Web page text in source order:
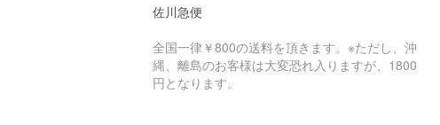
佐川急便
全国一律￥800の送料を頂きます。※ただし、沖
縄、離島のお客様は大変恐れ入りますが、1800
円となります。